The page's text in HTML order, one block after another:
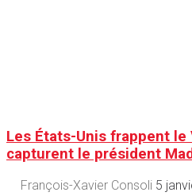
Les États-Unis frappent le
capturent le président
François-Xavier Consoli 5